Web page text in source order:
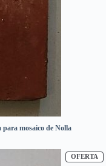
para mosaico de Nolla
OFERTA